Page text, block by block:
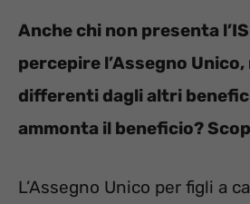
Anche chi non presenta
percepire l’Assegno
differenti dagli altri
ammonta il beneficio?
L’Assegno Unico per figli a